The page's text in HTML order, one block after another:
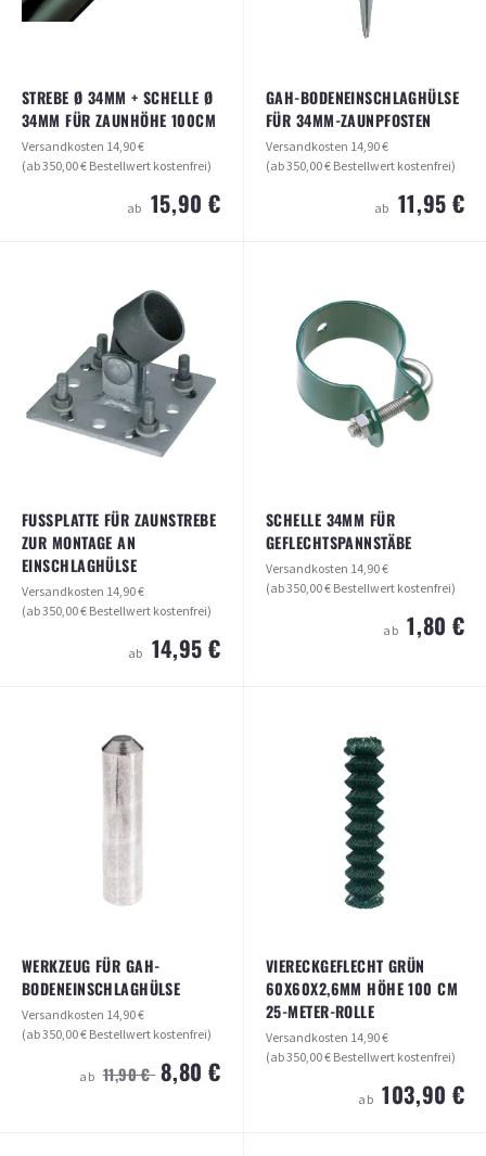
ARTIKEL ANSEHEN
STREBE Ø 34MM + SCHELLE Ø
34MM FÜR ZAUNHÖHE 100CM
Versandkosten 14,90 €
(ab 350,00 € Bestellwert kostenfrei)
ab 15,90 €
14,90 €
(ab 350,00 € Bestellwert kostenfrei)
ab 15,90 €
ARTIKEL ANSEHEN
GAH-BODENEINSCHLAGHÜLSE
FÜR 34MM-ZAUNPFOSTEN
Versandkosten 14,90 €
(ab 350,00 € Bestellwert kostenfrei)
ab 11,95 €
Versandkosten14,90 €
(ab 350,00 € Bestellwert kostenfrei)
11,95 €
ARTIKEL ANSEHEN
FUSSPLATTE FÜR ZAUNSTREBE Z
UR MONTAGE AN E
INSCHLAGHÜLSE
Versandkosten 14,90 €
(ab 350,00 € Bestellwert kostenfrei)
ab 14,95 €
Versandkosten14,90 €
(ab 350,00 € Bestellwert kostenfrei)
ab
SCHELLE 34MM FÜR
GEFLECHTSPANNSTÄBE
Versandkosten 14,90 €
(ab 350,00 € Bestellwert kostenfrei)
ab 1,80 €
Versandkosten14,90 €
(ab 350,00 € Bestellwert kostenfrei)
ab
ARTIKEL ANSEHEN
WERKZEUG FÜR GAH-
BODENEINSCHLAGHÜLSE
Versandkosten 14,90 €
(ab 350,00 € Bestellwert kostenfrei)
ab 11,90 € 8,80 €
VIERECKGEFLECHT GRÜN
60X60X2,6MM HÖHE 100 CM
25-METER-ROLLE
Versandkosten 14,90 €
(ab 350,00 € Bestellwert kostenfrei)
ab 103,90 €